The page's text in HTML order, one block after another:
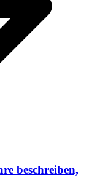
beschreiben,